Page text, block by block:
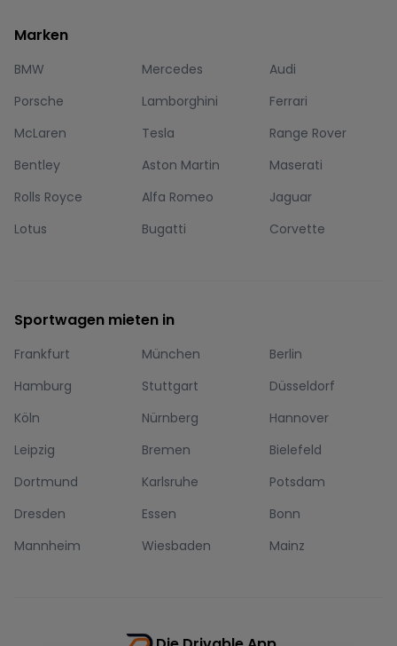
Marken
BMW Mercedes
Audi
Porsche
Lamborghini
Ferrari
McLaren
Tesla
Range Rover
Bentley
Aston Martin
Maserati
Rolls Royce
Alfa Romeo
Jaguar
Lotus
Bugatti Corvette
Sportwagen mieten in
Frankfurt München
Berlin
Hamburg
Stuttgart
Düsseldorf
Köln
Nürnberg
Hannover
Leipzig
Bremen
Bielefeld
Dortmund
Karlsruhe
Potsdam
Dresden
Essen
Bonn
Mannheim
Wiesbaden Mainz